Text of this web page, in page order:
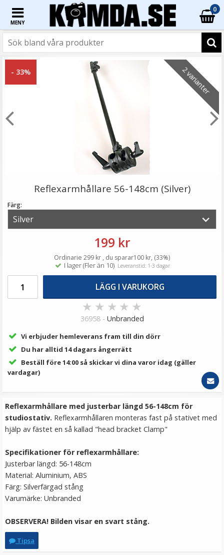
MENY
0
Justerbar mikrofonhållare klämma med ministativ
89 kr
LÄGG I VARUKORG
JJC Konverteringskabel för Fujifilm GFX100II, X-T50
★★★★★
79 kr
LÄGG I VARUKORG
2 varianter
- 33%
Reflexarmhållare 56-148cm (Silver)
Färg:
199 kr
Ordinarie 299 kr , du sparar100 kr, (33%)
I lager (Fler än 10)Leveranstid: 1-3 dagar
LÄGG I VARUKORG
★ ★ ★ ★ ★
36958 - Unbranded
Vi erbjuder hemleverans fram till din dörr
Du har alltid 14 dagars ångerrätt
Beställ före 14:00 så skickar vi dina varor idag (gäller
vardagar)
Reflexarmhållare med justerbar längd 56-148cm för
studiostativ. Reflexarmhållaren monteras fast på stativet med
hjälp av fästet en så kallad "head bracket Clamp"
Specifikationer för reflexarmhållare:
Justerbar längd: 56-148cm
Material: Aluminium, ABS
Färg: Silverfärgad stång
Varumärke: Unbranded
OBSERVERA! Bilden visar en svart stång.
Tipsa